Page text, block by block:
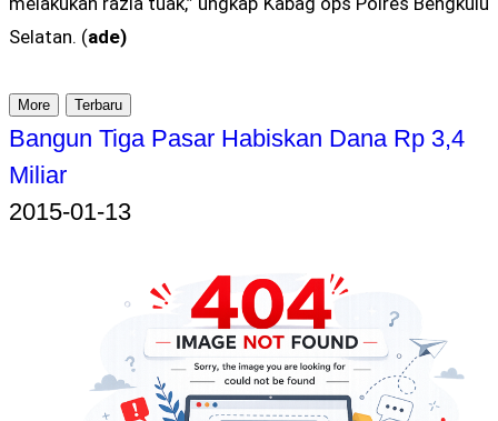
Selatan. (ade)
More Terbaru
Bangun Tiga Pasar Habiskan Dana Rp 3,4
Miliar
2015-01-13